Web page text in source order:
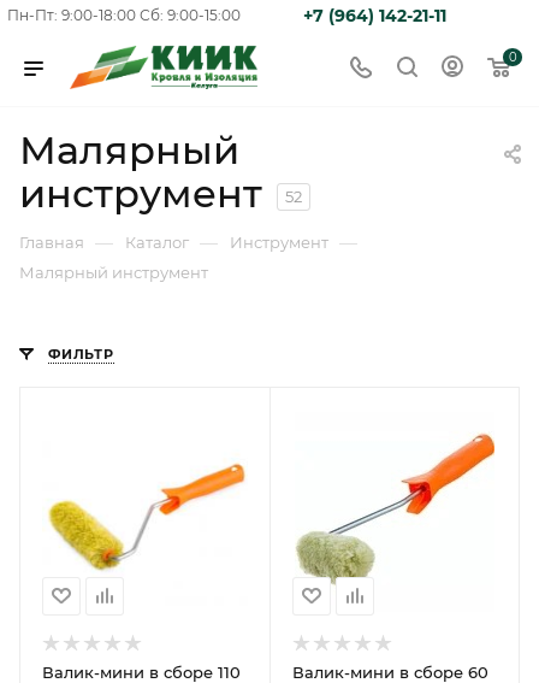
Пн-Пт: 9:00-18:00 Сб: 9:00-15:00 +7 (964) 142-21-11
0
Малярный
инструмент
52
Главная — Каталог — Инструмент —
Малярный инструмент
ФИЛЬТР
Валик-мини в сборе 110
Валик-мини в сборе 60